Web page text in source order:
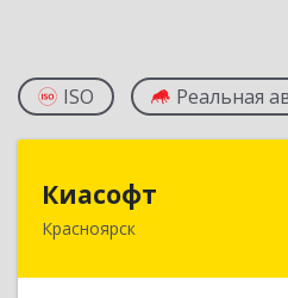
ISO Реальная
Киасофт
Красноярск660077,